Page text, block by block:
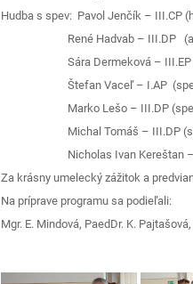
Hudba s spev: Pavol Jenčík – III.CP
René Hadvab –
Sára Dermeková – III.EP
Štefan Vaceľ – I.AP
Marko Lešo – III.DP
Michal Tomáš – III.DP
Nicholas Ivan Kereštan –
Za krásny umelecký zážitok a
Na príprave programu sa podieľali:
Mgr. E. Mindová, PaedDr. K.